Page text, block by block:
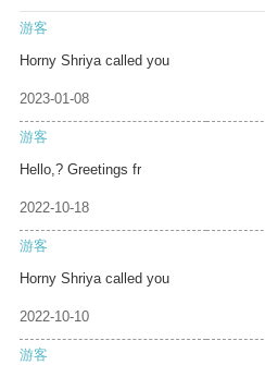
游客
Horny Shriya called you
2023-01-08
游客
Hello,? Greetings fr
2022-10-18
游客
Horny Shriya called you
2022-10-10
游客